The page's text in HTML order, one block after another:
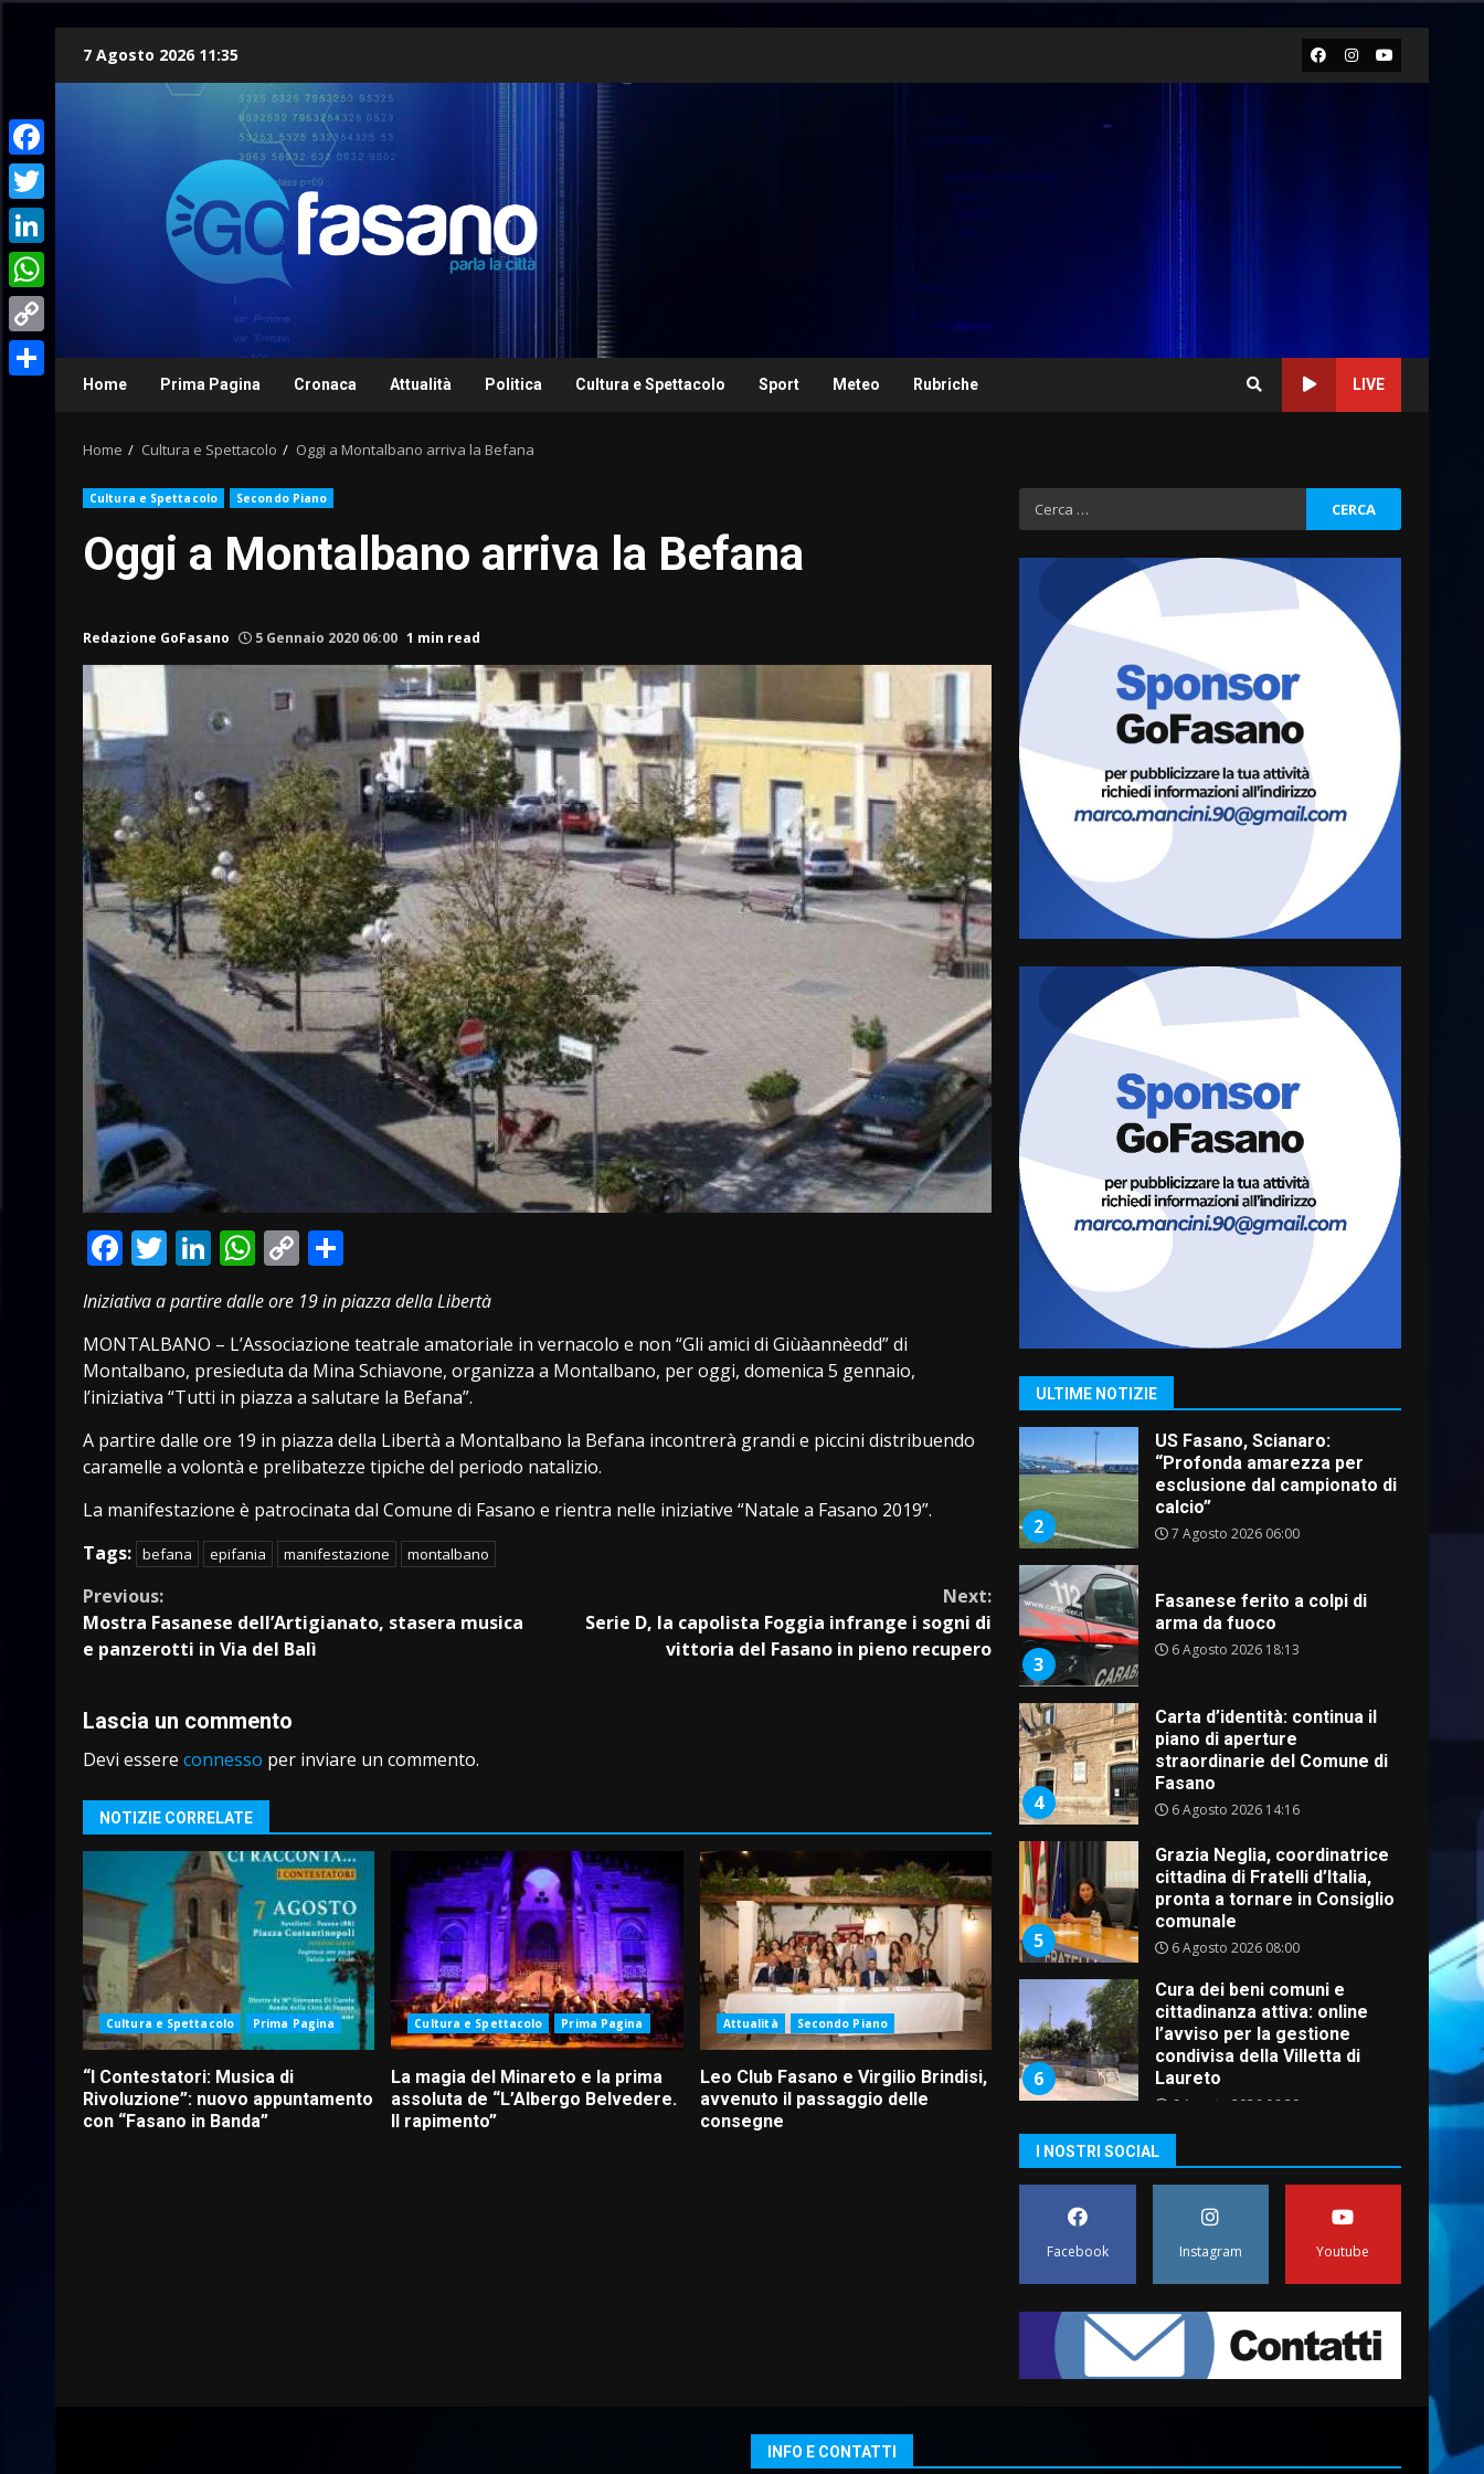
7 Agosto 2026 11:35 Facebook
Instagram
Youtube
Home Prima Pagina Cronaca Attualità Politica Cultura e Spettacolo Sport Meteo Rubriche LIVE
Home Cultura e Spettacolo Oggi a Montalbano arriva la Befana
Cultura e Spettacolo Secondo Piano
Oggi a Montalbano arriva la Befana
Redazione GoFasano 5 Gennaio 2020 06:00 1 min read
Facebook
Twitter
LinkedIn
WhatsApp
Copy
Link
Iniziativa a partire dalle ore 19 in piazza della Libertà
MONTALBANO – L’Associazione teatrale amatoriale in vernacolo e non “Gli amici di Giùàannèedd” di
Montalbano, presieduta da Mina Schiavone, organizza a Montalbano, per oggi, domenica 5 gennaio,
l’iniziativa “Tutti in piazza a salutare la Befana”.
A partire dalle ore 19 in piazza della Libertà a Montalbano la Befana incontrerà grandi e piccini distribuendo
caramelle a volontà e prelibatezze tipiche del periodo natalizio.
La manifestazione è patrocinata dal Comune di Fasano e rientra nelle iniziative “Natale a Fasano 2019”.
Tags: befana epifania manifestazione montalbano
Continue
Reading
Previous:
Mostra Fasanese dell’Artigianato, stasera musica
e panzerotti in Via del Balì
Next:
Serie D, la capolista Foggia infrange i sogni di
vittoria del Fasano in pieno recupero
Lascia un commento
Devi essere connesso per inviare un commento.
NOTIZIE CORRELATE
Cultura e Spettacolo Prima Pagina
“I Contestatori: Musica di
Rivoluzione”: nuovo appuntamento
con “Fasano in Banda”
Cultura e Spettacolo Prima Pagina
La magia del Minareto e la prima
assoluta de “L’Albergo Belvedere.
Il rapimento”
Attualità Secondo Piano
Leo Club Fasano e Virgilio Brindisi,
avvenuto il passaggio delle
consegne
Ricerca
per:
ULTIME NOTIZIE
Fasanese ferito a colpi di
arma da fuoco
6 Agosto 2026 18:13
4
Carta d’identità: continua il
piano di aperture
straordinarie del Comune di
Fasano
6 Agosto 2026 14:16
5
Grazia Neglia, coordinatrice
cittadina di Fratelli d’Italia,
pronta a tornare in Consiglio
6 Agosto 2026 08:00
Cura dei beni comuni e
cittadinanza attiva: online
l’avviso per la gestione
condivisa della Villetta di
Laureto
6 Agosto 2026 06:20
7
La magia del Minareto e la
prima assoluta de “L’Albergo
Belvedere. Il rapimento”
6 Agosto 2026 06:15
1
“I Contestatori: Musica di
Rivoluzione”: nuovo
appuntamento con “Fasano in
2
US Fasano, Scianaro:
“Profonda amarezza per
esclusione dal campionato di
calcio”
7 Agosto 2026 06:00
3
Fasanese ferito a colpi di
arma da fuoco
6 Agosto 2026 18:13
4
Carta d’identità: continua il
piano di aperture
straordinarie del Comune di
Fasano
6 Agosto 2026 14:16
5
Grazia Neglia, coordinatrice
cittadina di Fratelli d’Italia,
pronta a tornare in Consiglio
comunale
6 Agosto 2026 08:00
6
Cura dei beni comuni e
cittadinanza attiva: online
l’avviso per la gestione
condivisa della Villetta di
Laureto
6 Agosto 2026 06:20
prima assoluta de “L’Albergo
Belvedere. Il rapimento”
6 Agosto 2026 06:15
appuntamento con “Fasano in
Banda”
7 Agosto 2026 06:05
I NOSTRI SOCIAL
Facebook Instagram Youtube
INFO E CONTATTI
Facebook
Twitter
LinkedIn
WhatsApp
Copy